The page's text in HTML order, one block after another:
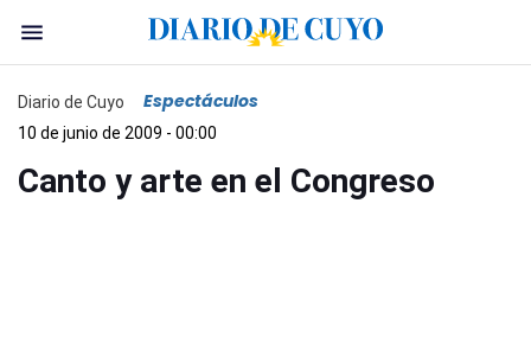
Diario de Cuyo Espectáculos
10 de junio de 2009 - 00:00
Canto y arte en el Congreso